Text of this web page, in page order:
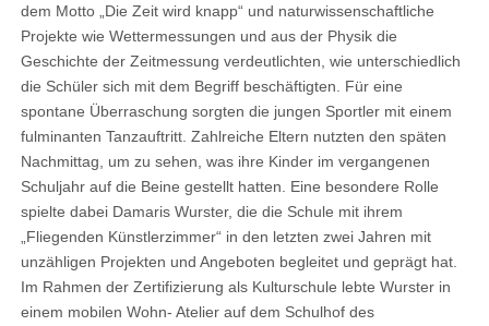
dem Motto „Die Zeit wird knapp“ und naturwissenschaftliche
Projekte wie Wettermessungen und aus der Physik die
Geschichte der Zeitmessung verdeutlichten, wie unterschiedlich
die Schüler sich mit dem Begriff beschäftigten. Für eine
spontane Überraschung sorgten die jungen Sportler mit einem
fulminanten Tanzauftritt. Zahlreiche Eltern nutzten den späten
Nachmittag, um zu sehen, was ihre Kinder im vergangenen
Schuljahr auf die Beine gestellt hatten. Eine besondere Rolle
spielte dabei Damaris Wurster, die die Schule mit ihrem
„Fliegenden Künstlerzimmer“ in den letzten zwei Jahren mit
unzähligen Projekten und Angeboten begleitet und geprägt hat.
Im Rahmen der Zertifizierung als Kulturschule lebte Wurster in
einem mobilen Wohn- Atelier auf dem Schulhof des